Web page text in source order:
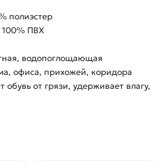
полиэстер
ПВХ
водопоглощающая
офиса, прихожей, коридора
от грязи, удерживает влагу,